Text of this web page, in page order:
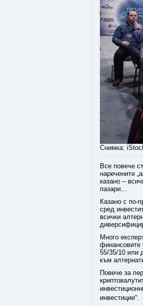
Снимка:
Все повече
наречените
казано –
пазари...
Казано с по-
сред
всички
Много
финансовите
55/35/10 или
към
Повече за
инвестиции“.